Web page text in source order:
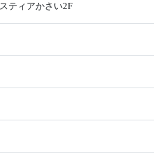
ティアかさい2F